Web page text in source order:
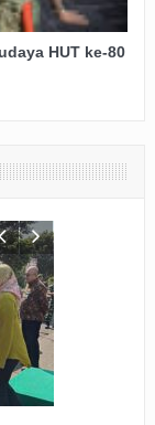
HUT ke-80